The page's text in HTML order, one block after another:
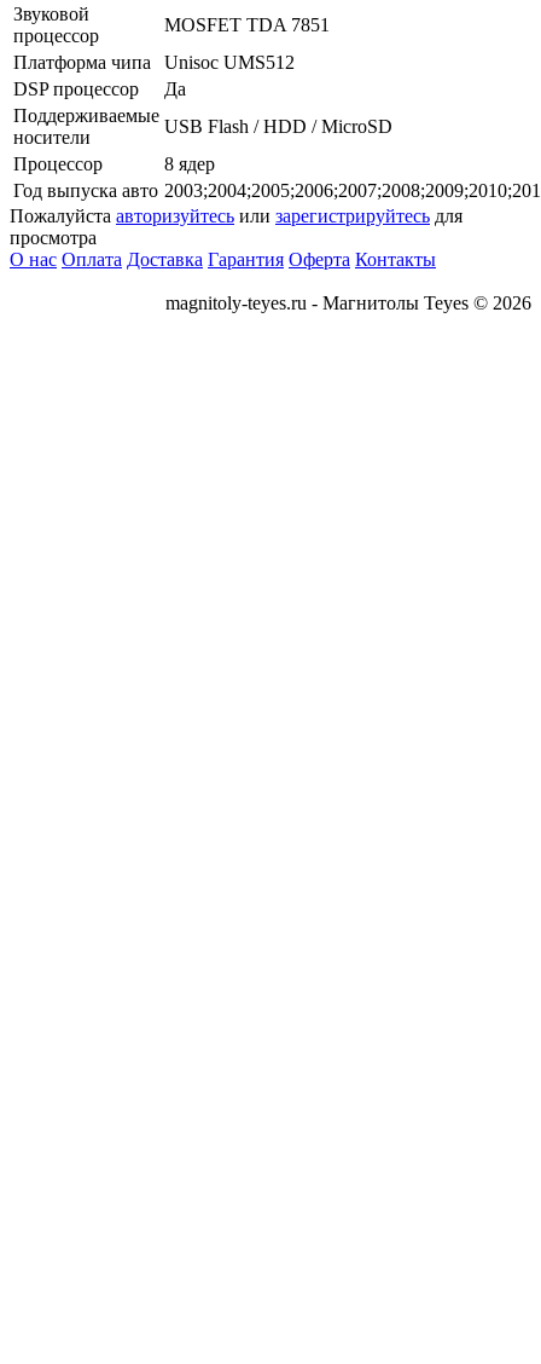
Звуковой
процессор
MOSFET TDA 7851
Платформа чипа
Unisoc UMS512
DSP процессор
Да
Поддерживаемые
носители
USB Flash / HDD / MicroSD
Процессор
8 ядер
Год выпуска авто
Пожалуйста авторизуйтесь или зарегистрируйтесь для
просмотра
О нас Оплата Доставка Гарантия Оферта Контакты
magnitoly-teyes.ru - Магнитолы Teyes © 2026